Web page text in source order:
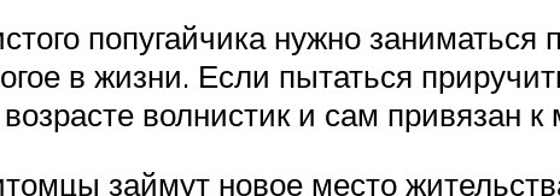
попугайчика нужно заниматься
в жизни. Если пытаться
волнистик и сам привязан
займут новое место